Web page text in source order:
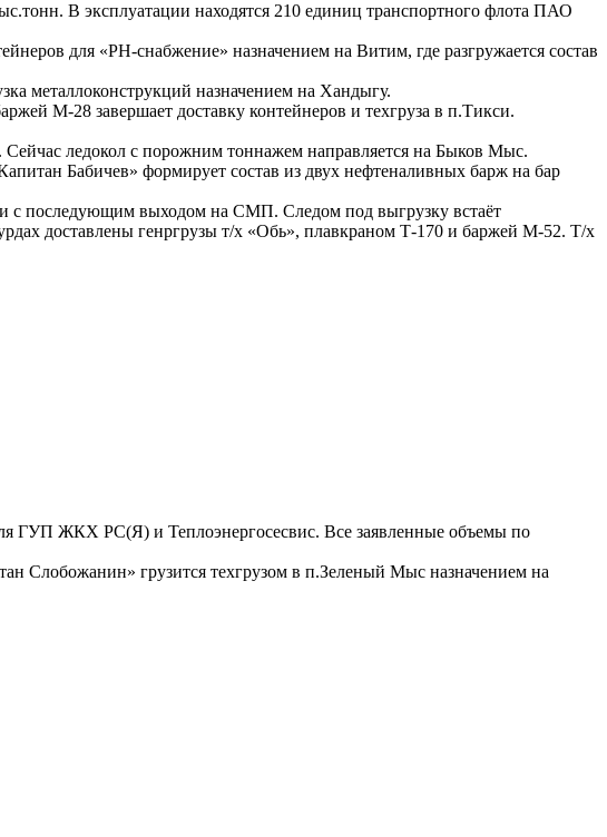
В эксплуатации находятся 210 единиц транспортного флота ПАО
для «РН-снабжение» назначением на Витим, где разгружается состав
металлоконструкций назначением на Хандыгу.
М-28 завершает доставку контейнеров и техгруза в п.Тикси.
ледокол с порожним тоннажем направляется на Быков Мыс.
Бабичев» формирует состав из двух нефтеналивных барж на бар
с последующим выходом на СМП. Следом под выгрузку встаёт
доставлены генргрузы т/х «Обь», плавкраном Т-170 и баржей М-52. Т/х
ГУП ЖКХ РС(Я) и Теплоэнергосесвис. Все заявленные объемы по
Слобожанин» грузится техгрузом в п.Зеленый Мыс назначением на